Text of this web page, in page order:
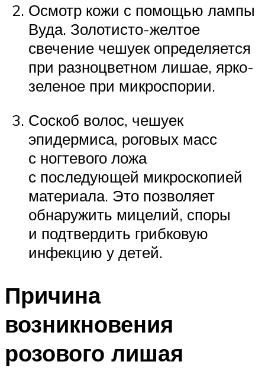
Осмотр кожи с помощью лампы
Вуда. Золотисто-желтое
свечение чешуек определяется
при разноцветном лишае, ярко-
зеленое при микроспории.
Соскоб волос, чешуек
эпидермиса, роговых масс
с ногтевого ложа
с последующей микроскопией
материала. Это позволяет
обнаружить мицелий, споры
и подтвердить грибковую
инфекцию у детей.
Причина
возникновения
розового лишая